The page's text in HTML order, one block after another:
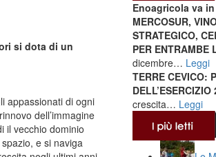
si dota di un
appassionati di ogni
dell’immagine
il vecchio dominio
e si naviga
Enoagricola va
MERCOSUR,
STRATEGICO,
PER ENTRAMBE
dicembre… Leggi
TERRE CEVICO:
crescita… Leggi